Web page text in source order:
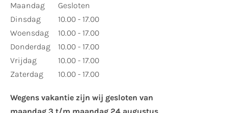
Maandag
Dinsdag
Woensdag
Donderdag
Vrijdag
Zaterdag
Gesloten
10.00 - 17.00
10.00 - 17.00
10.00 - 17.00
10.00 - 17.00
10.00 - 17.00
Wegens vakantie zijn wij gesloten van ​